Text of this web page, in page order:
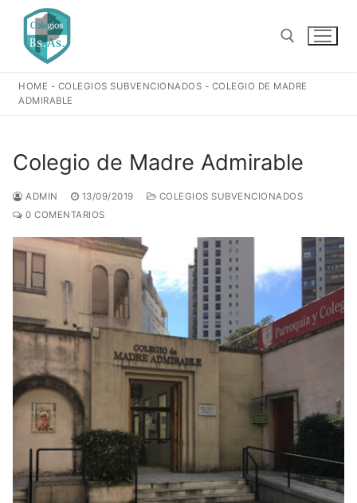
contenido
HOME - COLEGIOS SUBVENCIONADOS - COLEGIO DE MADRE
ADMIRABLE
Colegio de Madre Admirable
ADMIN 13/09/2019
COLEGIOS SUBVENCIONADOS
0 COMENTARIOS